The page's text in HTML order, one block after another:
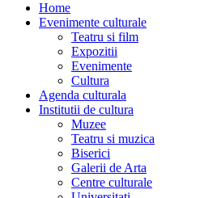
Home
Evenimente culturale
Teatru si film
Expozitii
Evenimente
Cultura
Agenda culturala
Institutii de cultura
Muzee
Teatru si muzica
Biserici
Galerii de Arta
Centre culturale